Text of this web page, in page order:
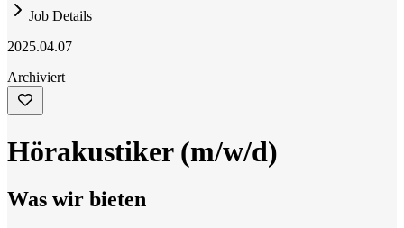
Job Details
2025.04.07
Archiviert
Hörakustiker (m/w/d)
Was wir bieten